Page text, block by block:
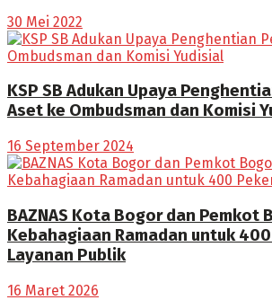
30 Mei 2022
KSP SB Adukan Upaya
Aset ke Ombudsman dan Komisi
16 September 2024
BAZNAS Kota Bogor dan Pemkot
Kebahagiaan Ramadan untuk
Layanan Publik
16 Maret 2026